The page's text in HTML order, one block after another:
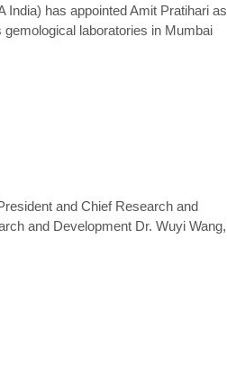
India) has appointed Amit Pratihari as
gemological laboratories in Mumbai
and Chief Research and
and Development Dr. Wuyi Wang,